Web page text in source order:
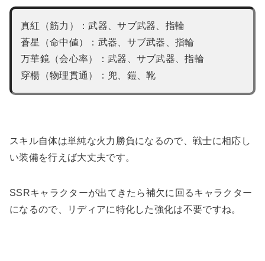
真紅（筋力）：武器、サブ武器、指輪
蒼星（命中値）：武器、サブ武器、指輪
万華鏡（会心率）：武器、サブ武器、指輪
穿楊（物理貫通）：兜、鎧、靴
スキル自体は単純な火力勝負になるので、戦士に相応し
い装備を行えば大丈夫です。
SSRキャラクターが出てきたら補欠に回るキャラクター
になるので、リディアに特化した強化は不要ですね。